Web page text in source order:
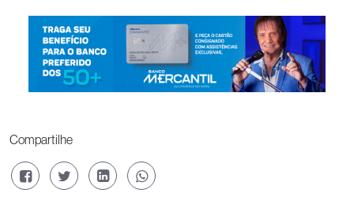
Compartilhe